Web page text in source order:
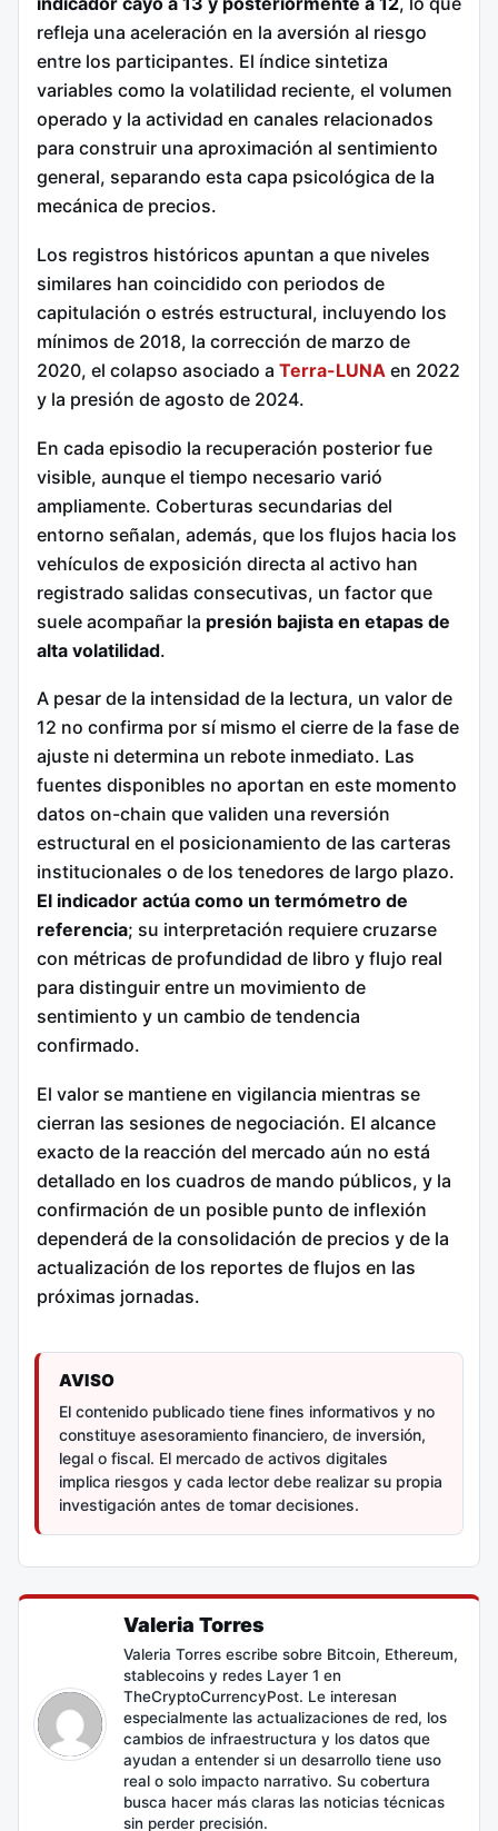
refleja una aceleración en la aversión al riesgo
entre los participantes. El índice sintetiza
variables como la volatilidad reciente, el volumen
operado y la actividad en canales relacionados
para construir una aproximación al sentimiento
general, separando esta capa psicológica de la
mecánica de precios.
Los registros históricos apuntan a que niveles
similares han coincidido con periodos de
capitulación o estrés estructural, incluyendo los
mínimos de 2018, la corrección de marzo de
2020, el colapso asociado a Terra-LUNA en 2022
y la presión de agosto de 2024.
En cada episodio la recuperación posterior fue
visible, aunque el tiempo necesario varió
ampliamente. Coberturas secundarias del
entorno señalan, además, que los flujos hacia los
vehículos de exposición directa al activo han
registrado salidas consecutivas, un factor que
suele acompañar la presión bajista en etapas de
alta volatilidad.
A pesar de la intensidad de la lectura, un valor de
12 no confirma por sí mismo el cierre de la fase de
ajuste ni determina un rebote inmediato. Las
fuentes disponibles no aportan en este momento
datos on-chain que validen una reversión
estructural en el posicionamiento de las carteras
institucionales o de los tenedores de largo plazo.
El indicador actúa como un termómetro de
referencia; su interpretación requiere cruzarse
con métricas de profundidad de libro y flujo real
para distinguir entre un movimiento de
sentimiento y un cambio de tendencia
confirmado.
El valor se mantiene en vigilancia mientras se
cierran las sesiones de negociación. El alcance
exacto de la reacción del mercado aún no está
detallado en los cuadros de mando públicos, y la
confirmación de un posible punto de inflexión
dependerá de la consolidación de precios y de la
actualización de los reportes de flujos en las
próximas jornadas.
AVISO
El contenido publicado tiene fines informativos y no
constituye asesoramiento financiero, de inversión,
legal o fiscal. El mercado de activos digitales
implica riesgos y cada lector debe realizar su propia
investigación antes de tomar decisiones.
Valeria Torres
Valeria Torres escribe sobre Bitcoin, Ethereum,
stablecoins y redes Layer 1 en
TheCryptoCurrencyPost. Le interesan
especialmente las actualizaciones de red, los
cambios de infraestructura y los datos que
ayudan a entender si un desarrollo tiene uso
real o solo impacto narrativo. Su cobertura
busca hacer más claras las noticias técnicas
sin perder precisión.